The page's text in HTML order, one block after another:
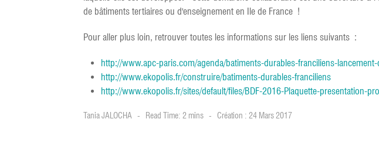
de bâtiments tertiaires ou d'enseignement en Ile de France !
Pour aller plus loin, retrouver toutes les informations sur les liens suivants :
http://www.apc-paris.com/agenda/batiments-durables-franciliens-
http://www.ekopolis.fr/construire/batiments-durables-franciliens
http://www.ekopolis.fr/sites/default/files/BDF-2016-Plaquette-presentation-
Tania JALOCHA Read Time: 2 mins Création : 24 Mars 2017